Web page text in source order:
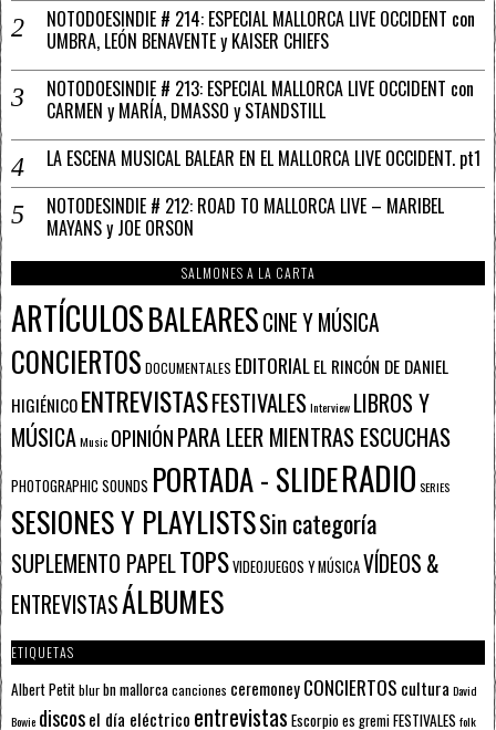
NOTODOESINDIE # 214: ESPECIAL MALLORCA LIVE OCCIDENT con
UMBRA, LEÓN BENAVENTE y KAISER CHIEFS
NOTODOESINDIE # 213: ESPECIAL MALLORCA LIVE OCCIDENT con
CARMEN y MARÍA, DMASSO y STANDSTILL
LA ESCENA MUSICAL BALEAR EN EL MALLORCA LIVE OCCIDENT. pt1
NOTODESINDIE # 212: ROAD TO MALLORCA LIVE – MARIBEL
MAYANS y JOE ORSON
SALMONES A LA CARTA
ARTÍCULOSBALEARESCINE Y MÚSICA
CONCIERTOS DOCUMENTALES EDITORIALEL RINCÓN DE DANIEL
HIGIÉNICOENTREVISTASFESTIVALESInterview LIBROS Y
MÚSICAMusic OPINIÓNPARA LEER MIENTRAS ESCUCHAS
PHOTOGRAPHIC SOUNDS PORTADA - SLIDERADIO SERIES
SESIONES Y PLAYLISTSSin categoría
SUPLEMENTO PAPELTOPSVIDEOJUEGOS Y MÚSICAVÍDEOS &
ENTREVISTASÁLBUMES
ETIQUETAS
Albert Petitblurbn mallorcacanciones ceremoneyCONCIERTOS cultura David
Bowie discosel día eléctrico entrevistas Escorpioes gremiFESTIVALES folk